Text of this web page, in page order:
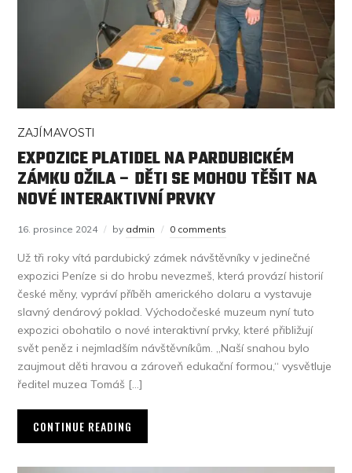
ZAJÍMAVOSTI
EXPOZICE PLATIDEL NA PARDUBICKÉM
ZÁMKU OŽILA – DĚTI SE MOHOU TĚŠIT NA
NOVÉ INTERAKTIVNÍ PRVKY
16. prosince 2024 by admin 0 comments
Už tři roky vítá pardubický zámek návštěvníky v jedinečné
expozici Peníze si do hrobu nevezmeš, která provází historií
české měny, vypráví příběh amerického dolaru a vystavuje
slavný denárový poklad. Východočeské muzeum nyní tuto
expozici obohatilo o nové interaktivní prvky, které přibližují
svět peněz i nejmladším návštěvníkům. „Naší snahou bylo
zaujmout děti hravou a zároveň edukační formou,“ vysvětluje
ředitel muzea Tomáš […]
CONTINUE READING